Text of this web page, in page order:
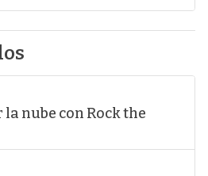
nube con Rock the